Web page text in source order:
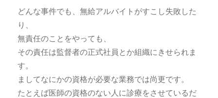
どんな事件でも、無給アルバイトがすこし失敗した
り、
無責任のことをやっても、
その責任は監督者の正式社員とか組織にきせられま
す。
ましてなにかの資格が必要な業務では尚更です。
たとえば医師の資格のない人に診療をさせているだ